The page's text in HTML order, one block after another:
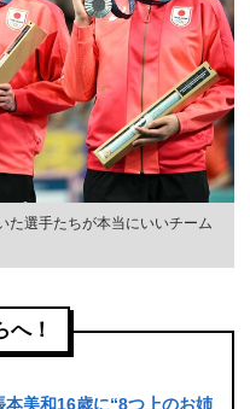
た選手たちが本当にいいチーム
へ！
本美和16歳に“8つ上のお姉